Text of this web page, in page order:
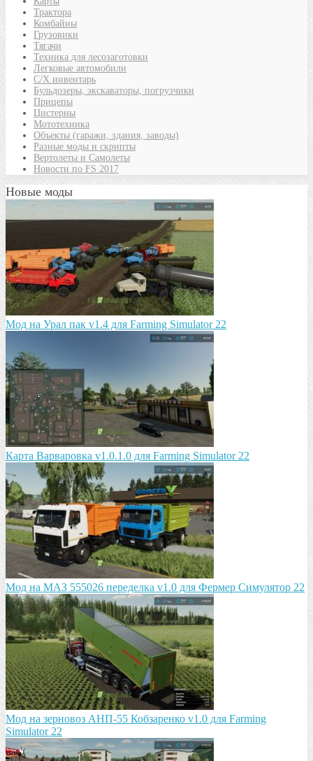
Трактора
Комбайны
Грузовики
Тягачи
Техника для лесозаготовки
Легковые автомобили
С/Х инвентарь
Бульдозеры, экскаваторы, погрузчики
Прицепы
Цистерны
Мототехника
Объекты (гаражи, здания, заводы)
Разные моды и скрипты
Вертолеты и Самолеты
Новости по FS 2017
Новые моды
Мод на Урал пак v1.4 для Farming Simulator 22
Карта Варваровка v1.0.1.0 для Farming Simulator 22
Мод на МАЗ 555026 пeрeдeлка v1.0 для Фермер Симулятор 22
Мод на зeрновоз АНП-55 Кобзарeнко v1.0 для Farming
Simulator 22